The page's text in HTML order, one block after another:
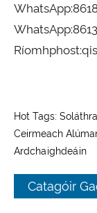
WhatsApp:
WhatsApp:
Ríomhphost:
Hot Tags:
Ceirmeach
Ardchaighdeáin
Catagóir